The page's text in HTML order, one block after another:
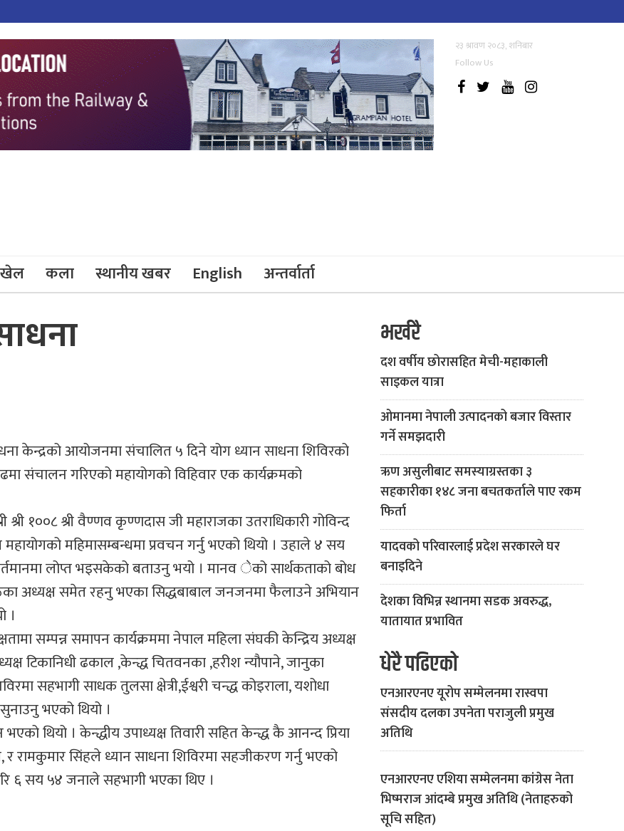
२३ श्रावण २०८३, शनिबार
Follow Us
खेल कला स्थानीय खबर English अन्तर्वार्ता
केन्द्रको आयोजनमा संचालित ५ दिने योग ध्यान साधना शिविरको
संचालन गरिएको महायोगको विहिवार एक कार्यक्रमको
श्री १००८ श्री वैण्णव कृण्णदास जी महाराजका उतराधिकारी गोविन्द
महिमासम्बन्धमा प्रवचन गर्नु भएको थियो । उहाले ४ सय
लोप्त भइसकेको बताउनु भयो । मानव ेको सार्थकताको बोध
अध्यक्ष समेत रहनु भएका सिद्धबाबाल जनजनमा फैलाउने अभियान
।
सम्पन्न समापन कार्यक्रममा नेपाल महिला संघकी केन्द्रिय अध्यक्ष
टिकानिधी ढकाल ,केन्द्ध चितवनका ,हरीश न्यौपाने, जानुका
सहभागी साधक तुलसा क्षेत्री,ईश्वरी चन्द्ध कोइराला, यशोधा
भएको थियो ।
थियो । केन्द्धीय उपाध्यक्ष तिवारी सहित केन्द्ध कै आनन्द प्रिया
रामकुमार सिंहले ध्यान साधना शिविरमा सहजीकरण गर्नु भएको
६ सय ५४ जनाले सहभागी भएका थिए ।
भर्खरै
दश वर्षीय छोरासहित मेची-महाकाली
साइकल यात्रा
ओमानमा नेपाली उत्पादनको बजार विस्तार
गर्ने समझदारी
ऋण असुलीबाट समस्याग्रस्तका ३
सहकारीका १४८ जना बचतकर्ताले पाए रकम
फिर्ता
यादवको परिवारलाई प्रदेश सरकारले घर
बनाइदिने
देशका विभिन्न स्थानमा सडक अवरुद्ध,
यातायात प्रभावित
धेरै पढिएको
एनआरएनए यूरोप सम्मेलनमा रास्वपा
संसदीय दलका उपनेता पराजुली प्रमुख
अतिथि
एनआरएनए एशिया सम्मेलनमा कांग्रेस नेता
भिष्मराज आंदम्बे प्रमुख अतिथि (नेताहरुको
सूचि सहित)